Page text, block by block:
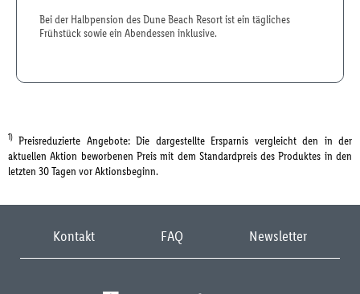
Bei der Halbpension des Dune Beach Resort ist ein tägliches
Frühstück sowie ein Abendessen inklusive.
1) Preisreduzierte Angebote: Die dargestellte Ersparnis vergleicht den in der
aktuellen Aktion beworbenen Preis mit dem Standardpreis des Produktes in den
letzten 30 Tagen vor Aktionsbeginn.
Kontakt FAQ Newsletter